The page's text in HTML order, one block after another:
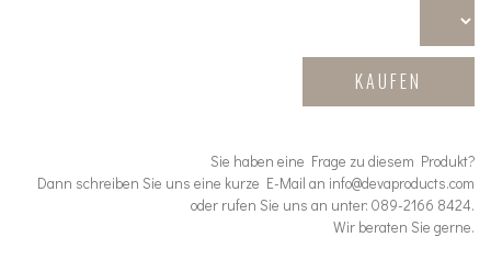
KAUFEN
Sie haben eine Frage zu diesem Produkt?
Dann schreiben Sie uns eine kurze E-Mail an info@devaproducts.com
oder rufen Sie uns an unter: 089-2166 8424.
Wir beraten Sie gerne.